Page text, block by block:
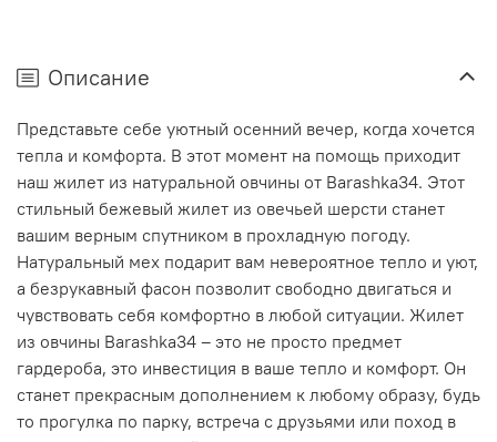
Описание
Представьте себе уютный осенний вечер, когда хочется
тепла и комфорта. В этот момент на помощь приходит
наш жилет из натуральной овчины от Barashka34. Этот
стильный бежевый жилет из овечьей шерсти станет
вашим верным спутником в прохладную погоду.
Натуральный мех подарит вам невероятное тепло и уют,
а безрукавный фасон позволит свободно двигаться и
чувствовать себя комфортно в любой ситуации. Жилет
из овчины Barashka34 – это не просто предмет
гардероба, это инвестиция в ваше тепло и комфорт. Он
станет прекрасным дополнением к любому образу, будь
то прогулка по парку, встреча с друзьями или поход в